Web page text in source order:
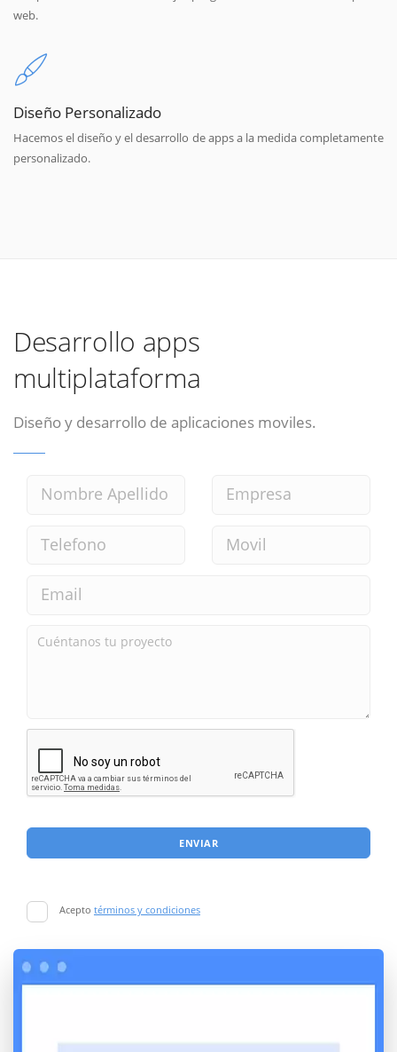
web.
Diseño Personalizado
Hacemos el diseño y el desarrollo de apps a la medida completamente
personalizado.
Desarrollo apps
multiplataforma
Diseño y desarrollo de aplicaciones moviles.
ENVIAR
Acepto términos y condiciones